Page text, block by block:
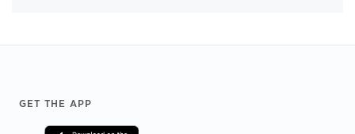
Footer
GET THE APP